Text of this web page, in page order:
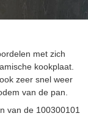
met zich
kookplaat.
zeer snel weer
van de pan.
van de 100300101